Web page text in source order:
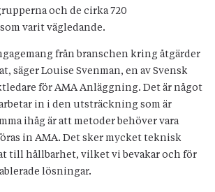
och de cirka 720
varit vägledande.
från branschen kring åtgärder
säger Louise Svenman, en av Svensk
för AMA Anläggning. Det är något
in i den utsträckning som är
ihåg är att metoder behöver vara
in AMA. Det sker mycket teknisk
till hållbarhet, vilket vi bevakar och för
lösningar.